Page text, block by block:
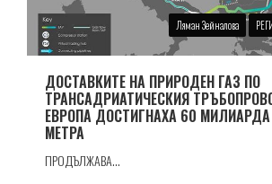
Ляман Зейналова
ДОСТАВКИТЕ НА ПРИРОДЕН ГАЗ ПО
ТРАНСАДРИАТИЧЕСКИЯ
ЕВРОПА ДОСТИГНАХА 60
МЕТРА
ПРОДЪЛЖАВА...